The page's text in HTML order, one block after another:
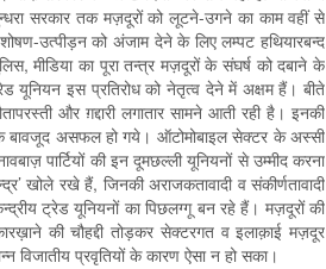
सरकार तक मज़दूरों को लूटने-उगने का काम वहीं से
उत्पीड़न को अंजाम देने के लिए लम्पट हथियारबन्द
मीडिया का पूरा तन्त्र मज़दूरों के संघर्ष को दबाने के
यूनियन इस प्रतिरोध को नेतृत्व देने में अक्षम हैं। बीते
और ग़द्दारी लगातार सामने आती रही है। इनकी
के बावजूद असफल हो गये। ऑटोमोबाइल सेक्टर के अस्सी
पार्टियों की इन दूमछल्ली यूनियनों से उम्मीद करना
खोले रखे हैं, जिनकी अराजकतावादी व संकीर्णतावादी
ट्रेड यूनियनों का पिछलग्गू बन रहे हैं। मज़दूरों की
की चौहद्दी तोड़कर सेक्टरगत व इलाक़ाई मज़दूर
विजातीय प्रवृतियों के कारण ऐसा न हो सका।